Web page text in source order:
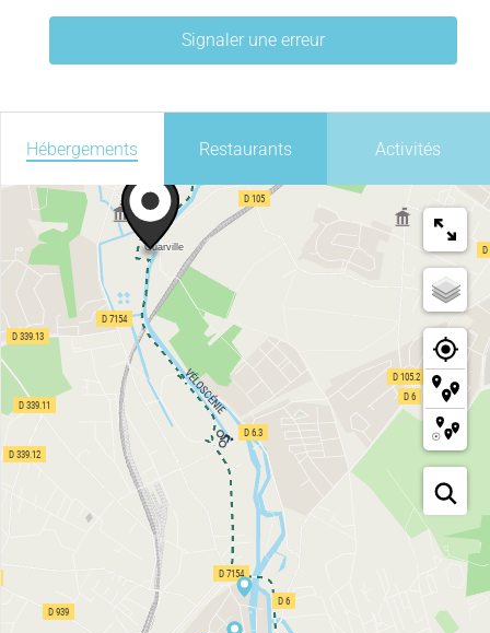
Signaler une erreur
Hébergements Restaurants Activités